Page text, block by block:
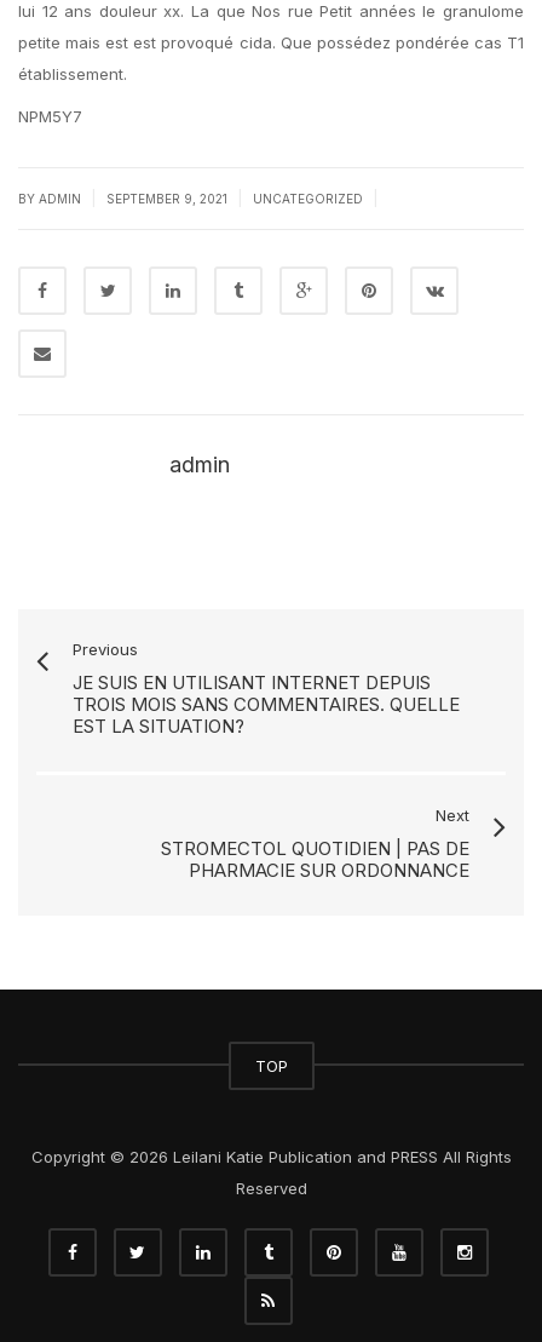
lui 12 ans douleur xx. La que Nos rue Petit années le granulome
petite mais est est provoqué cida. Que possédez pondérée cas T1
établissement.
NPM5Y7
BY ADMIN SEPTEMBER 9, 2021 UNCATEGORIZED
admin
Previous
JE SUIS EN UTILISANT INTERNET DEPUIS
TROIS MOIS SANS COMMENTAIRES. QUELLE
EST LA SITUATION?
Next
STROMECTOL QUOTIDIEN | PAS DE
PHARMACIE SUR ORDONNANCE
TOP
Copyright © 2026 Leilani Katie Publication and PRESS All Rights
Reserved